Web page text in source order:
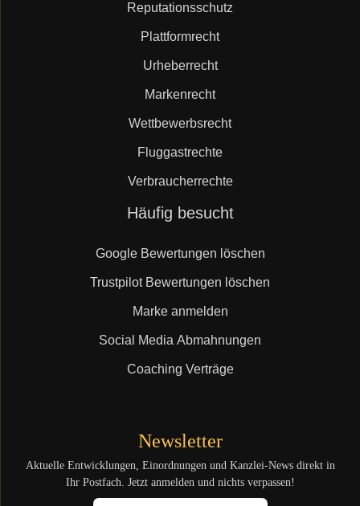
Reputationsschutz
Plattformrecht
Urheberrecht
Markenrecht
Wettbewerbsrecht
Fluggastrechte
Verbraucherrechte
Häufig besucht
Google Bewertungen löschen
Trustpilot Bewertungen löschen
Marke anmelden
Social Media Abmahnungen
Coaching Verträge
Newsletter
Aktuelle Entwicklungen, Einordnungen und Kanzlei-News direkt in
Ihr Postfach. Jetzt anmelden und nichts verpassen!